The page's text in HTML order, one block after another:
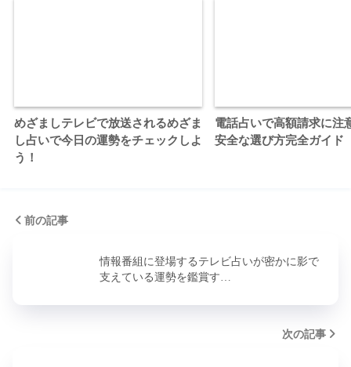
めざましテレビで放送されるめざま
し占いで今日の運勢をチェックしよ
う！
電話占いで高額請求に注
安全な選び方完全ガイド
前の記事
情報番組に登場するテレビ占いが密かに影で
支えている運勢を鑑賞す…
次の記事